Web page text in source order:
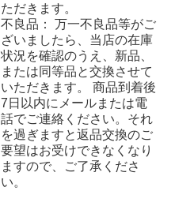
ただきます。
不良品： 万一不良品等がご
ざいましたら、当店の在庫
状況を確認のうえ、新品、
または同等品と交換させて
いただきます。 商品到着後
7日以内にメールまたは電
話でご連絡ください。それ
を過ぎますと返品交換のご
要望はお受けできなくなり
ますので、ご了承くださ
い。